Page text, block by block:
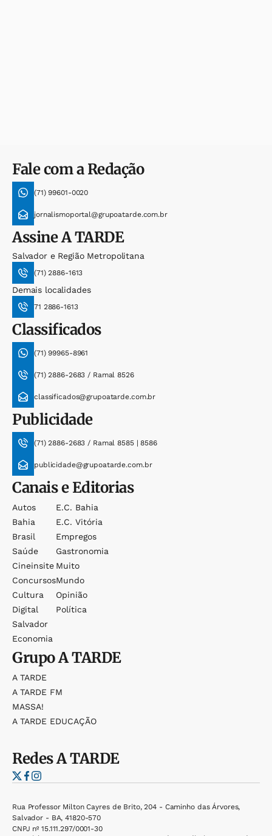
Fale com a Redação
(71) 99601-0020
jornalismoportal@grupoatarde.com.br
AssineA TARDE
Salvador e Região Metropolitana
(71) 2886-1613
Demais localidades
71 2886-1613
Classificados
(71) 99965-8961
(71) 2886-2683 / Ramal 8526
classificados@grupoatarde.com.br
Publicidade
(71) 2886-2683 / Ramal 8585 | 8586
publicidade@grupoatarde.com.br
Canais e Editorias
Autos
Bahia
Brasil
Saúde
Cineinsite
Concursos
Cultura
Digital
Salvador
Economia
E.c. Bahia
E.c. Vitória
Empregos
Gastronomia
Muito
Mundo
Opinião
Política
GrupoA TARDE
A TARDE
A TARDE FM
MASSA!
A TARDE EDUCAÇÃO
RedesA TARDE
Rua Professor Milton Cayres de Brito, 204 - Caminho das Árvores,
Salvador - BA, 41820-570
CNPJ nº 15.111.297/0001-30